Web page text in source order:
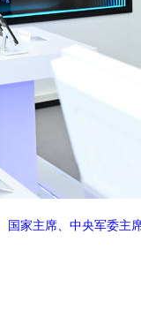
国家主席、中央军委